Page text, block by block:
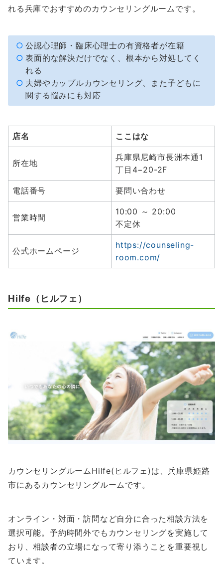
れる兵庫でおすすめのカウンセリングルームです。
公認心理師・臨床心理士の有資格者が在籍
表面的な解決だけでなく、根本から対処してく
れる
夫婦やカップルカウンセリング、また子どもに
関する悩みにも対応
店名 ここはな
所在地
兵庫県尼崎市長洲本通1
丁目4−20-2F
電話番号 要問い合わせ
営業時間
10:00 ～ 20:00
不定休
公式ホームページ
https://counseling-
room.com/
Hilfe（ヒルフェ）
カウンセリングルームHilfe(ヒルフェ)は、兵庫県姫路
市にあるカウンセリングルームです。
オンライン・対面・訪問など自分に合った相談方法を
選択可能。予約時間外でもカウンセリングを実施して
おり、相談者の立場になって寄り添うことを重要視し
ています。